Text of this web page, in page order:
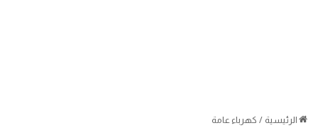
الرئيسية / كهرباء عامة